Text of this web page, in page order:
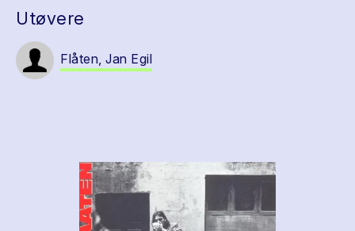
Utøvere
Flåten, Jan Egil